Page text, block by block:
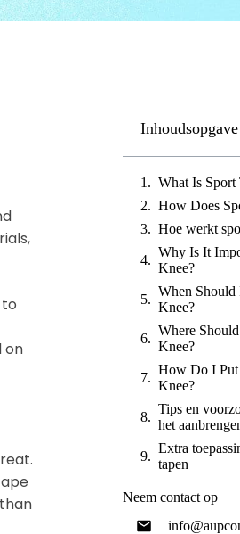
on
Inhoudsopgave
What Is Sport
How Does
Hoe werkt
Why Is It
Knee?
When Should
Knee?
Where
Knee?
How Do I Put
Knee?
Tips en
het
Extra
tapen
Neem contact op